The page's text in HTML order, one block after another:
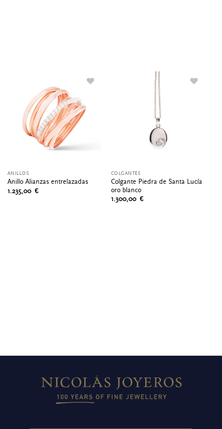
ANILLOS
Anillo Alianzas entrelazadas
1.235,00 €
COLGANTES
Colgante Piedra de Santa Lucía
oro blanco
1.300,00 €